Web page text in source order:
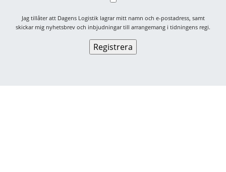
Jag tillåter att Dagens Logistik lagrar mitt namn och e-postadress, samt
skickar mig nyhetsbrev och inbjudningar till arrangemang i tidningens regi.